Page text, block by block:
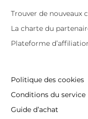
Trouver de nouveaux
La charte du
Plateforme
Politique des cookies
Conditions du service
Guide d’achat